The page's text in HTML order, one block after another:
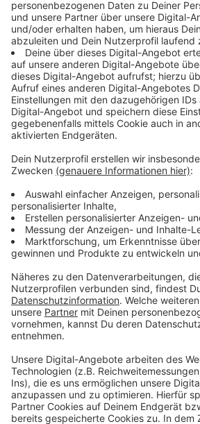
keine einzige Frage gestellt,
einfach fünf Dinge in die Hand
das erzählt, was ihm als Erstes
Standardantworten, keine
sondern ganz persönliche
für"!
Anzeige
Wir benötigen
Zustimmung, um den
Video-Service zu
Wir verwenden einen
Drittanbieters, um
einzubetten. Dieser
Daten zu Ihren
sammeln. Bitte lesen
Details durch und
Video
Mehr Informationen
Fünf für Fünf für